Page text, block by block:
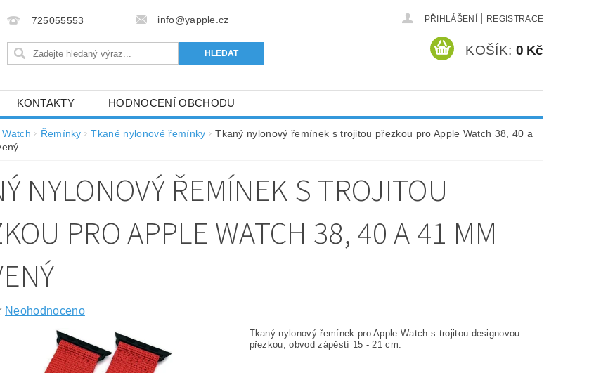
725055553 info@yapple.cz PŘIHLÁŠENÍ REGISTRACE
KOŠÍK: 0 Kč
KONTAKTY HODNOCENÍ OBCHODU
Řemínky Tkané nylonové řemínky
Tkaný nylonový řemínek s trojitou přezkou pro Apple Watch 38, 40 a
NYLONOVÝ ŘEMÍNEK S TROJITOU
PRO APPLE WATCH 38, 40 A 41 MM
Neohodnoceno
Tkaný nylonový řemínek pro Apple Watch s trojitou designovou
přezkou, obvod zápěstí 15 - 21 cm.